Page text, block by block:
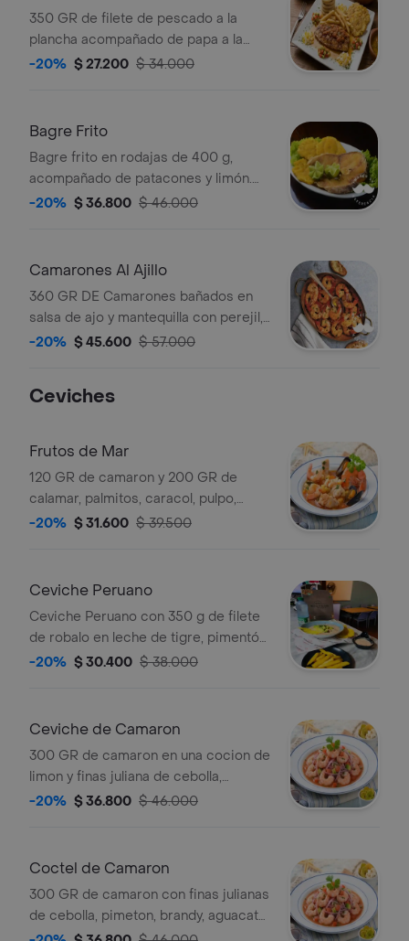
350 GR de filete de pescado a la
plancha acompañado de papa a la
francesa, patacon y ensalada.
-20% $ 27.200 $ 34.000
Bagre Frito
Bagre frito en rodajas de 400 g,
acompañado de patacones y limón.
Ideal para los amantes del pescado.
-20% $ 36.800 $ 46.000
Camarones Al Ajillo
360 GR DE Camarones bañados en
salsa de ajo y mantequilla con perejil,
acompañada de papa a la francesa y
-20% $ 45.600 $ 57.000
Ceviches
Frutos de Mar
120 GR de camaron y 200 GR de
calamar, palmitos, caracol, pulpo,
robalo, conchas en salsa de bisque y
-20% $ 31.600 $ 39.500
Ceviche Peruano
Ceviche Peruano con 350 g de filete
de robalo en leche de tigre, pimentón,
cebolla morada y tomate.
-20% $ 30.400 $ 38.000
Ceviche de Camaron
300 GR de camaron en una cocion de
limon y finas juliana de cebolla,
tomate, pimenton, sal y pimienta,
-20% $ 36.800 $ 46.000
Coctel de Camaron
300 GR de camaron con finas julianas
de cebolla, pimeton, brandy, aguacate,
cilantro, salsa rosada, acompañado